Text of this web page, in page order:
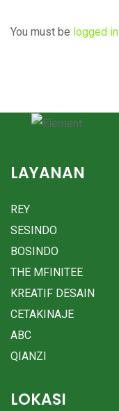
You must be logged in
LAYANAN
REY
SESINDO
BOSINDO
THE MFINITEE
KREATIF DESAIN
CETAKINAJE
ABC
QIANZI
LOKASI